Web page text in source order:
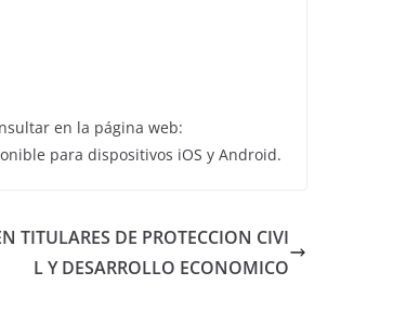
en la página web:
para dispositivos iOS y Android.
TITULARES DE PROTECCION CIVI
L Y DESARROLLO ECONOMICO